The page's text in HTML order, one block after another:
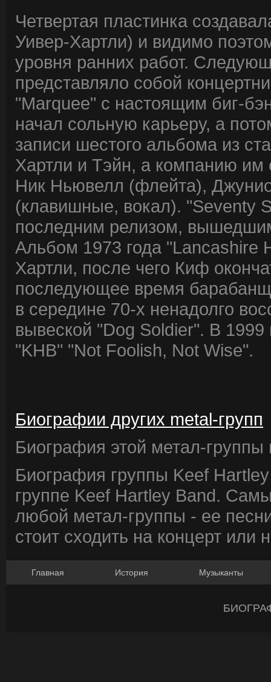
Четвертая пластинка
Уивер-Хартли) и видимо
уровня ранних работ.
представляло собой
"Marquee" с настоящим биг-
начал сольную карьеру, а
записи шестого альбома из
Хартли и Тэйн, а компанию
Ник Ньювелл (флейта),
(клавишные, вокал). "Seventy
последним релизом,
Альбом 1973 года "Lancashire
Хартли, после чего Киф
последующее время
в середине 70-х ненадолго
вывеской "Dog Soldier". В
"KHB" "Not Foolish, Not Wise".
Биографии других metal-групп
Биография этой метал-группы
Биография группы Keef
группе Keef Hartley Band.
любой метал-группы - ее
стоит сходить на концерт или
Главная История Музыканты